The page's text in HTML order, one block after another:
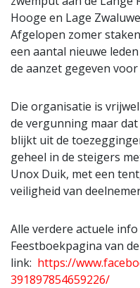
Hooge en Lage
Afgelopen zomer
een aantal nieuwe
de aanzet gegeven
Die organisatie is
de vergunning maar
blijkt uit de
geheel in de steigers
Unox Duik, met een
veiligheid van
Alle verdere actuele
Feestboekpagina van
link: https://
391897854659226/